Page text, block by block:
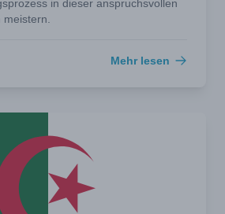
in dieser anspruchsvollen
Mehr lesen